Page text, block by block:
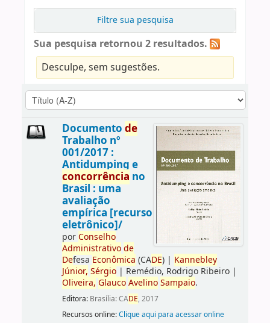
Filtre sua pesquisa
Sua pesquisa retornou 2 resultados.
Desculpe, sem sugestões.
Documento de
Trabalho nº
001/2017 :
Antidumping e
concorrência no
Brasil : uma
avaliação
empírica [recurso
eletrônico]/
porConselho
Administrativo de
Defesa Econômica (CADE)| Kannebley
Júnior, Sérgio| Remédio, Rodrigo Ribeiro|
Oliveira, Glauco Avelino Sampaio.
Editora: Brasília: CADE, 2017
Recursos online:Clique aqui para acessar online